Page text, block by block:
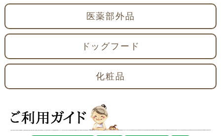
医薬部外品
ドッグフード
化粧品